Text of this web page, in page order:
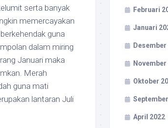
serta banyak
memercayakan
guna
dalam miring
Januari maka
Merah
guna mati
lantaran Juli
Februari
Januari
Desember
November
Oktober
April 2022